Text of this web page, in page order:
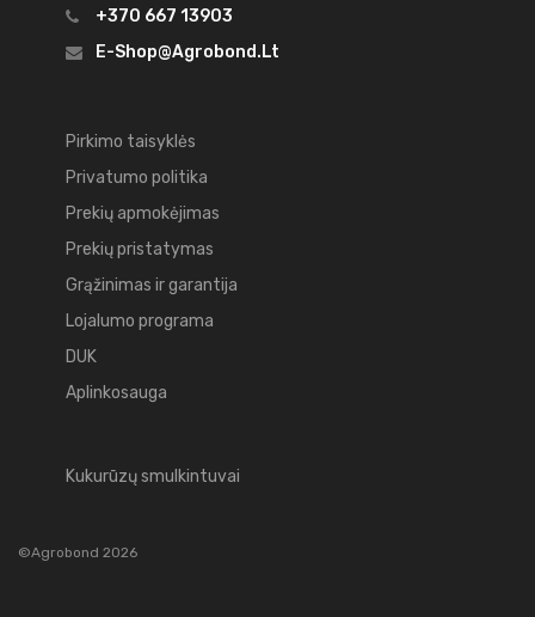
+370 667 13903
E-Shop@agrobond.lt
Pirkimo taisyklės
Privatumo politika
Prekių apmokėjimas
Prekių pristatymas
Grąžinimas ir garantija
Lojalumo programa
DUK
Aplinkosauga
Kukurūzų smulkintuvai
©Agrobond 2026